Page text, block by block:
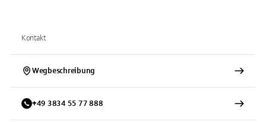
Kontakt
Wegbeschreibung
+49 3834 55 77 888